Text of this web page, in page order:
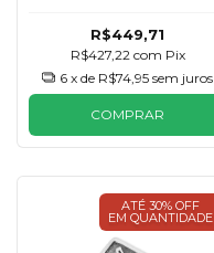
R$449,71
R$427,22 com Pix
6 x de R$74,95 sem juros
COMPRAR
ATÉ 30% OFF
EM QUANTIDADE